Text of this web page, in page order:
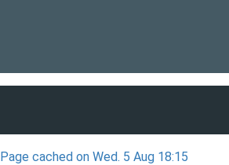
Page cached on Wed. 5 Aug 18:15